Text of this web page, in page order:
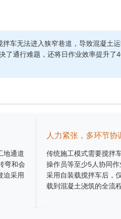
车无法进入狭窄巷道，导致混凝土
了通行难题，还将日作业效率提升了
地通道
弯和会
迫采用
人力紧张，多环节协
传统施工模式需要搅拌
操作员等至少5人协同
采用自装载搅拌车后，
载到混凝土浇筑的全流